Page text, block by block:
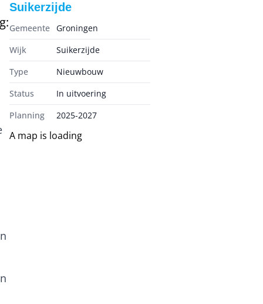
Suikerzijde
Gemeente
Groningen
Wijk
Suikerzijde
Type
Nieuwbouw
Status
In uitvoering
Planning
2025-2027
A map is loading